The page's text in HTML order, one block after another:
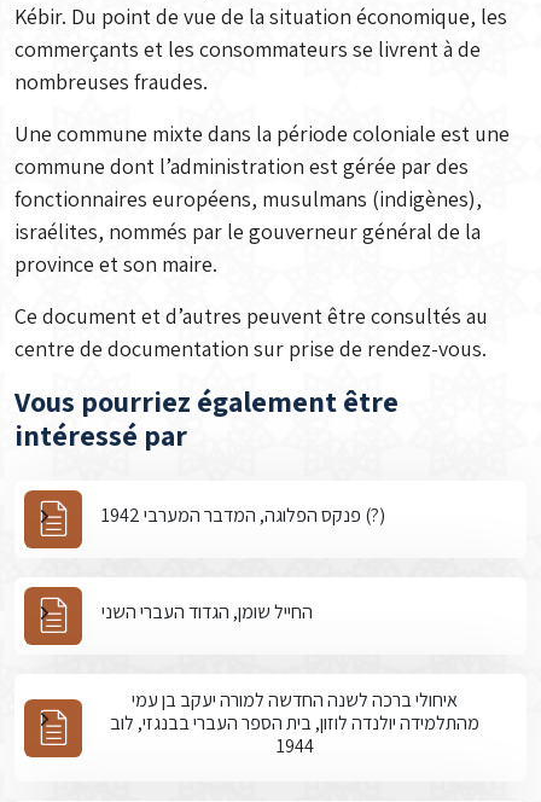
Kébir. Du point de vue de la situation économique, les
commerçants et les consommateurs se livrent à de
nombreuses fraudes.
Une commune mixte dans la période coloniale est une
commune dont l’administration est gérée par des
fonctionnaires européens, musulmans (indigènes),
israélites, nommés par le gouverneur général de la
province et son maire.
Ce document et d’autres peuvent être consultés au
centre de documentation sur prise de rendez-vous.
Vous pourriez également être
intéressé par
פנקס הפלוגה, המדבר המערבי 1942 (?)
החייל שומן, הגדוד העברי השני
איחולי ברכה לשנה החדשה למורה יעקב בן עמי
מהתלמידה יולנדה לוזון, בית הספר העברי בבנגזי, לוב
1944